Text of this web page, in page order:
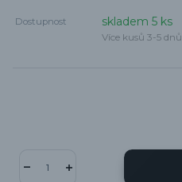
Dostupnost skladem 5 ks
Více kusů 3-5 dnů